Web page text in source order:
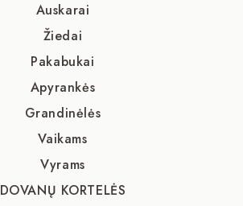
Auskarai
Žiedai
Pakabukai
Apyrankės
Grandinėlės
Vaikams
Vyrams
DOVANŲ KORTELĖS